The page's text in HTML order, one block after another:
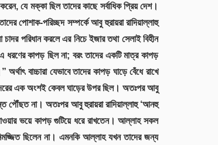
যে মক্কা ছিল তাদের কাছে সর্বাধিক প্রিয় দেশ।
পোশাক-পরিচ্ছদ সম্পর্কে আবু হুরায়রা রাদিয়াল্লাহু
পরিধান করলে এর নিচে ইজার তথা সেলাই বিহীন
এ ধরণের কাপড় ছিল না; বরং তাদের একটি মাত্র কাপড়
বাচ্চারা যেভাবে তাদের কাপড় ঘাড়ে বেঁধে রাখে
চাদরের এক অংশই কেবল ঘাড়ের উপর ছিল। অতঃপর আবু
পৌঁছত না। অতঃপর আবু হুরায়রা রাদিয়াল্লাহু ‘আনহু
ভয়ে কাপড় গুটিয়ে ধরে রাখতেন। আল্লাহ সকল
ছিলেন না। এমনকি আল্লাহ যখন তাদের জন্য